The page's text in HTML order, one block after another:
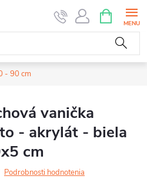
KOŠÍK
- 90 cm
vanička
- akrylát - biela
cm
Podrobnosti hodnotenia